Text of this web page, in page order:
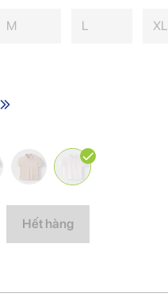
M L XL
Hết hàng